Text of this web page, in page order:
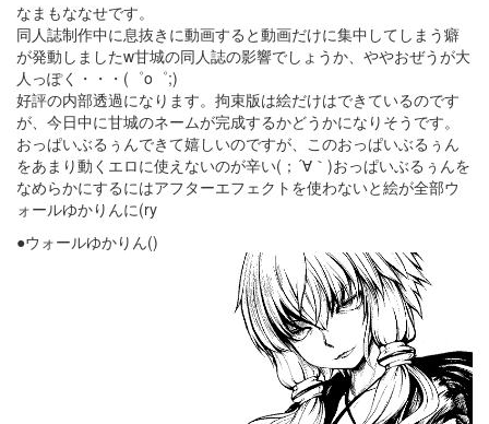
なまもななせです。
同人誌制作中に息抜きに動画すると動画だけに集中してしまう癖
が発動しましたw甘城の同人誌の影響でしょうか、ややおぜうが大
人っぽく・・・(゜o゜;)
好評の内部透過になります。拘束版は絵だけはできているのです
が、今日中に甘城のネームが完成するかどうかになりそうです。
おっぱいぶるぅんできて嬉しいのですが、このおっぱいぶるぅん
をあまり動くエロに使えないのが辛い(；´∀｀)おっぱいぶるぅんを
なめらかにするにはアフターエフェクトを使わないと絵が全部ウ
ォールゆかりんに(ry
●ウォールゆかりん()